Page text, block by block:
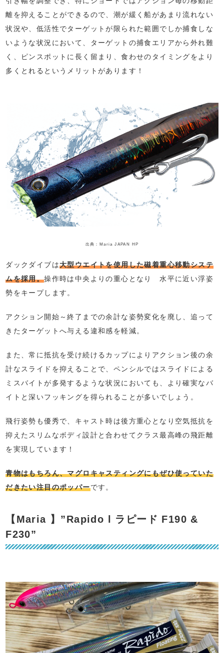
離を抑えることができるので、潮が緩く船があまり流れない
状況や、低活性でターゲットが限られた範囲でしか捕食しな
いような状況において、ターゲットの捕食エリアから外れ難
く、ピンスポットに長く留まり、食わせのタイミングをより
多くとれるというメリットがあります！
出典：Maria JAPAN HP
ダックダイブは大型ウエイトを使用した磁着重心移動システ
ムを採用。操作時は中央よりの重心となり 水平に近い浮姿
勢をキープします。
アクション開始～終了までの余計な姿勢変化を廃し、追って
きたターゲットへ与える違和感を軽減。
また、常に抵抗を受け続けるカップによりアクション後の余
計なスライドを抑えることで、ペンシルではスライドによる
ミスバイトが多発するような状況においても、より確実なバ
イトと深いフッキングを得られることが多いでしょう。
飛行姿勢も優秀で、キャスト時は後方重心となり空気抵抗を
抑えたスリムなボディ設計と合わせてクラス最高峰の飛距離
を実現しています！
青物はもちろん、マグロキャスティングにもぜひ使っていた
だきたい注目のポッパーです。
【Maria 】”Rapido l ラピード F190 &
F230”